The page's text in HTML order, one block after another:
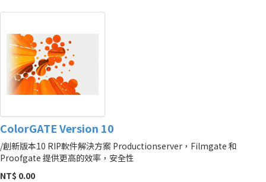
ColorGATE Version 10
/創新版本10 RIP軟件解決方案 Productionserver，Filmgate 和
Proofgate 提供更高的效率，安全性
NT$ 0.00